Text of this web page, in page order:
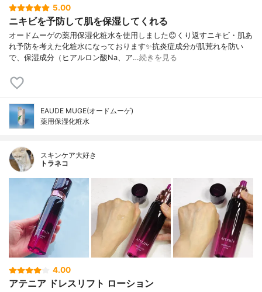
5.00
ニキビを予防して肌を保湿してくれる
オードムーゲの薬用保湿化粧水を使用しました😊くり返すニキビ・肌あ
れ予防を考えた化粧水になっております✨抗炎症成分が肌荒れを防い
で、保湿成分（ヒアルロン酸Na、ア…続きを見る
EAUDE MUGE(オードムーゲ)
薬用保湿化粧水
スキンケア大好き
トラネコ
4.00
アテニア ドレスリフト ローション